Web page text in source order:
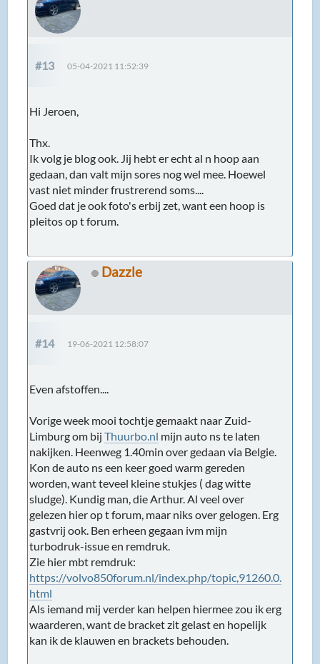
#13 05-04-2021 11:52:39
Hi Jeroen,
Thx.
Ik volg je blog ook. Jij hebt er echt al n hoop aan
gedaan, dan valt mijn sores nog wel mee. Hoewel
vast niet minder frustrerend soms....
Goed dat je ook foto's erbij zet, want een hoop is
pleitos op t forum.
Dazzle
#14 19-06-2021 12:58:07
Even afstoffen....
Vorige week mooi tochtje gemaakt naar Zuid-
Limburg om bijThuurbo.nl mijn auto ns te laten
nakijken. Heenweg 1.40min over gedaan via Belgie.
Kon de auto ns een keer goed warm gereden
worden, want teveel kleine stukjes ( dag witte
sludge). Kundig man, die Arthur. Al veel over
gelezen hier op t forum, maar niks over gelogen. Erg
gastvrij ook. Ben erheen gegaan ivm mijn
turbodruk-issue en remdruk.
Zie hier mbt remdruk:
https://volvo850forum.nl/index.php/topic,91260.0.
html
Als iemand mij verder kan helpen hiermee zou ik erg
waarderen, want de bracket zit gelast en hopelijk
kan ik de klauwen en brackets behouden.